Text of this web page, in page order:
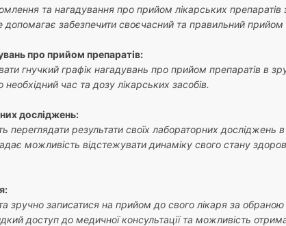
та нагадування про прийом лікарських препаратів
забезпечити своєчасний та правильний прийом
про прийом препаратів:
гнучкий графік нагадувань про прийом препаратів в
час та дозу лікарських засобів.
досліджень:
переглядати результати своїх лабораторних досліджень
можливість відстежувати динаміку свого стану
зручно записатися на прийом до свого лікаря за обраною
доступ до медичної консультації та можливість